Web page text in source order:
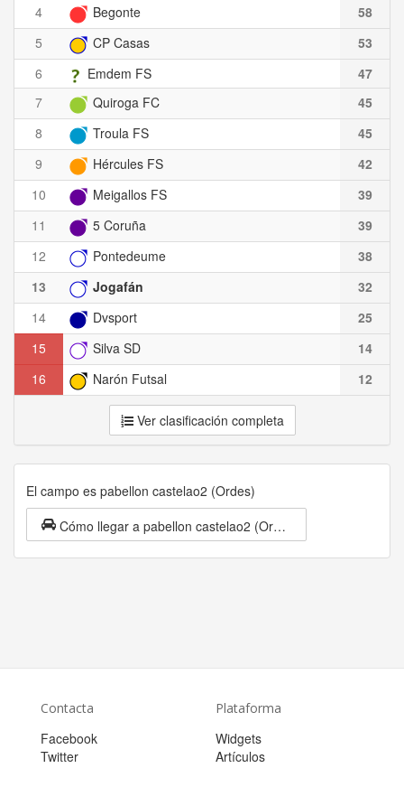
4
Begonte
58
5
CP Casas
53
6
Emdem FS
47
7
Quiroga FC
45
8
Troula FS
45
9
Hércules FS
42
10
Meigallos FS
39
11
5 Coruña
39
12
Pontedeume
38
13
Jogafán
32
14
Dvsport
25
15
Silva SD
14
16
Narón Futsal 12
Ver clasificación completa
El campo es pabellon castelao2 (Ordes)
Cómo llegar a pabellon castelao2 (Ordes)
Contacta
Facebook
Twitter
Plataforma
Widgets
Artículos